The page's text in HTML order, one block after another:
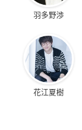
羽多野渉
花江夏樹